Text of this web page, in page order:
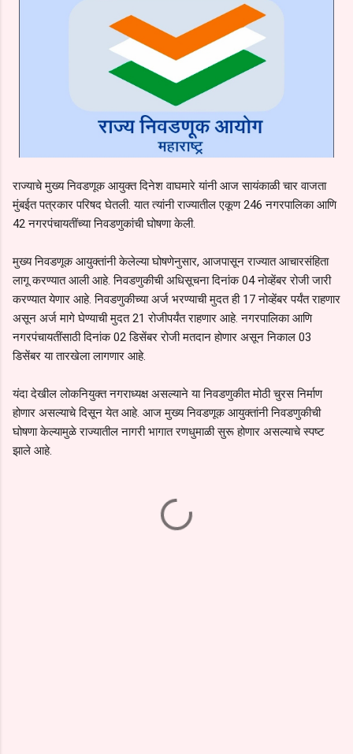
राज्याचे मुख्य निवडणूक आयुक्त दिनेश वाघमारे यांनी आज सायंकाळी चार वाजता
मुंबईत पत्रकार परिषद घेतली. यात त्यांनी राज्यातील एकूण 246 नगरपालिका आणि
42 नगरपंचायतींच्या निवडणुकांची घोषणा केली.
मुख्य निवडणूक आयुक्तांनी केलेल्या घोषणेनुसार, आजपासून राज्यात आचारसंहिता
लागू करण्यात आली आहे. निवडणुकीची अधिसूचना दिनांक 04 नोव्हेंबर रोजी जारी
करण्यात येणार आहे. निवडणुकीच्या अर्ज भरण्याची मुदत ही 17 नोव्हेंबर पर्यंत राहणार
असून अर्ज मागे घेण्याची मुदत 21 रोजीपर्यंत राहणार आहे. नगरपालिका आणि
नगरपंचायतींसाठी दिनांक 02 डिसेंबर रोजी मतदान होणार असून निकाल 03
डिसेंबर या तारखेला लागणार आहे.
यंदा देखील लोकनियुक्त नगराध्यक्ष असल्याने या निवडणुकीत मोठी चुरस निर्माण
होणार असल्याचे दिसून येत आहे. आज मुख्य निवडणूक आयुक्तांनी निवडणुकीची
घोषणा केल्यामुळे राज्यातील नागरी भागात रणधुमाळी सुरू होणार असल्याचे स्पष्ट
झाले आहे.